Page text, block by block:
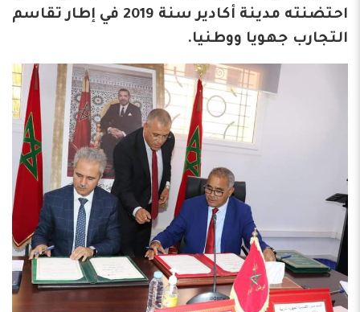
احتضنته مدينة أكادير سنة 2019 في إطار تقاسم
التجارب جهويا ووطنيا.